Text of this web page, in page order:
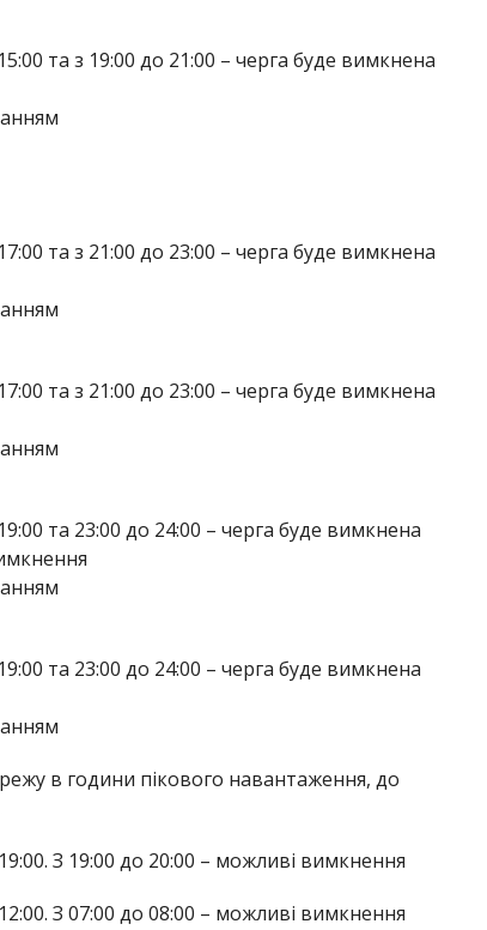
та з 19:00 до 21:00 – черга буде вимкнена
та з 21:00 до 23:00 – черга буде вимкнена
та з 21:00 до 23:00 – черга буде вимкнена
та 23:00 до 24:00 – черга буде вимкнена
та 23:00 до 24:00 – черга буде вимкнена
в години пікового навантаження, до
З 19:00 до 20:00 – можливі вимкнення
З 07:00 до 08:00 – можливі вимкнення